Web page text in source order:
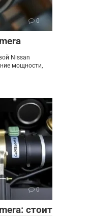
0
Nissan
мощности,
0
стоит